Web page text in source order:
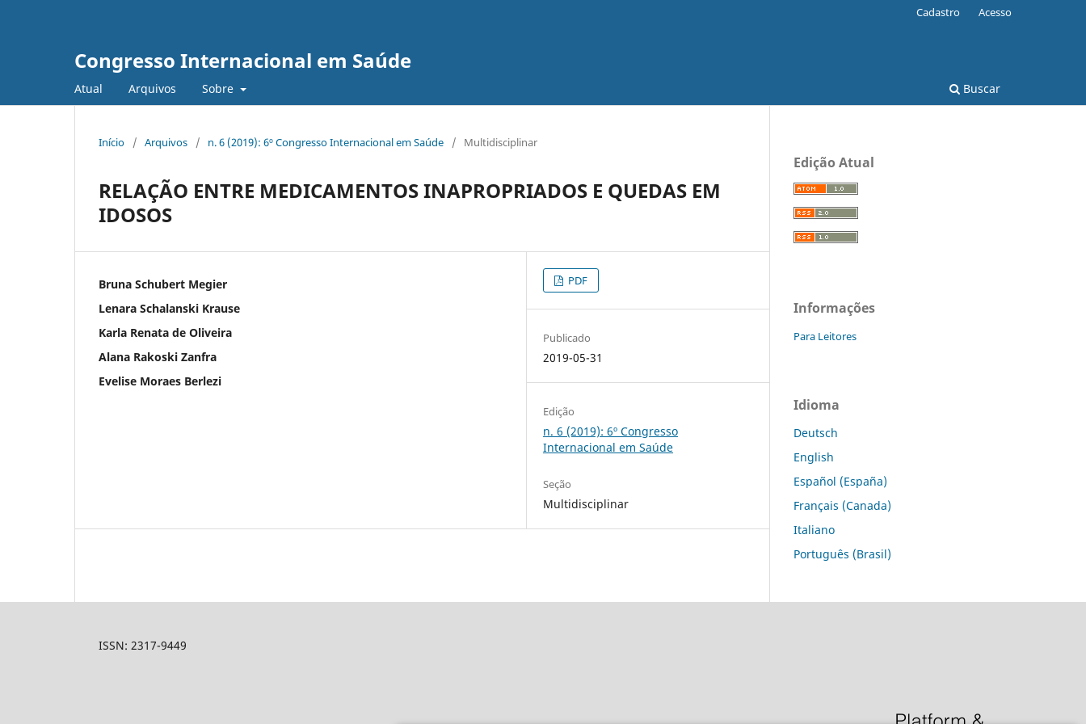
Congresso Internacional em Saúde
Atual Arquivos Sobre Buscar
Cadastro Acesso
Início / Arquivos / n. 6 (2019): 6º Congresso Internacional em Saúde / Multidisciplinar
RELAÇÃO ENTRE MEDICAMENTOS INAPROPRIADOS E QUEDAS EM
IDOSOS
Bruna Schubert Megier
Lenara Schalanski Krause
Karla Renata de Oliveira
Alana Rakoski Zanfra
Evelise Moraes Berlezi
PDF
Publicado
2019-05-31
Edição
n. 6 (2019): 6º Congresso
Internacional em Saúde
Seção
Multidisciplinar
Edição Atual
Informações
Para Leitores
Idioma
Deutsch
English
Español (España)
Français (Canada)
Italiano
Português (Brasil)
ISSN: 2317-9449